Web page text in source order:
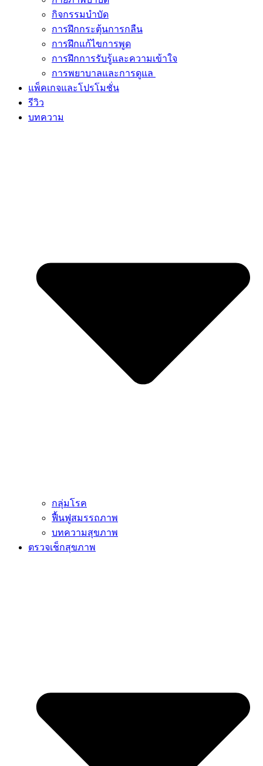
กิจกรรมบำบัด
การฝึกกระตุ้นการกลืน
การฝึกแก้ไขการพูด
การฝึกการรับรู้และความเข้าใจ
การพยาบาลและการดูแล
แพ็คเกจและโปรโมชั่น
รีวิว
บทความ
กลุ่มโรค
ฟื้นฟูสมรรถภาพ
บทความสุขภาพ
ตรวจเช็กสุขภาพ